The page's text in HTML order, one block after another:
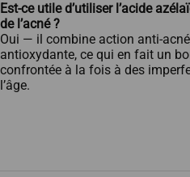
Est-ce utile d’utiliser l’acide
de l’acné ?
Oui — il combine action anti-
antioxydante, ce qui en fait un
confrontée à la fois à des
l’âge.